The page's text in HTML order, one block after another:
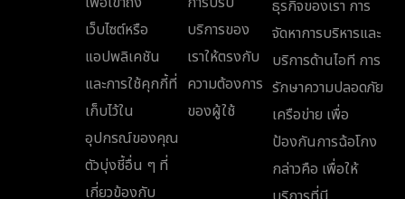
เว็บไซต์หรือ
แอปพลิเคชัน
และการใช้คุกกี้ที่
เก็บไว้ใน
อุปกรณ์ของคุณ
ตัวบุ่งชี้อื่น ๆ ที่
เกี่ยวข้องกับ
บริการของ
เราให้ตรงกับ
ความต้องการ
ของผู้ใช้
ธุรกิจของเรา การ
จัดหาการบริหารและ
บริการด้านไอที การ
รักษาความปลอดภัย
เครือข่าย เพื่อ
ป้องกันการฉ้อโกง
กล่าวคือ เพื่อให้